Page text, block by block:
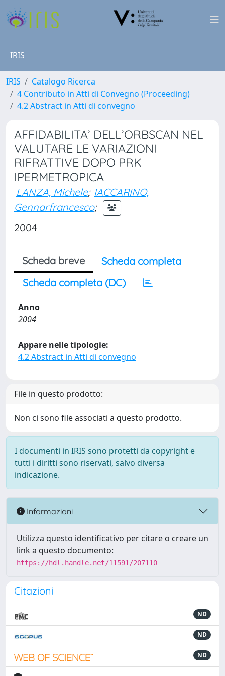
IRIS
IRIS
Catalogo Ricerca
4 Contributo in Atti di Convegno (Proceeding)
4.2 Abstract in Atti di convegno
AFFIDABILITA’ DELL’ORBSCAN NEL
VALUTARE LE VARIAZIONI
RIFRATTIVE DOPO PRK
IPERMETROPICA
LANZA, Michele; IACCARINO,
Gennarfrancesco;
2004
Scheda breve
Scheda completa
Scheda completa (DC)
Anno
2004
Appare nelle tipologie:
4.2 Abstract in Atti di convegno
File in questo prodotto:
Non ci sono file associati a questo prodotto.
I documenti in IRIS sono protetti da copyright e
tutti i diritti sono riservati, salvo diversa
indicazione.
Informazioni
Utilizza questo identificativo per citare o creare un
link a questo documento:
https://hdl.handle.net/11591/207110
Citazioni
ND
ND
ND